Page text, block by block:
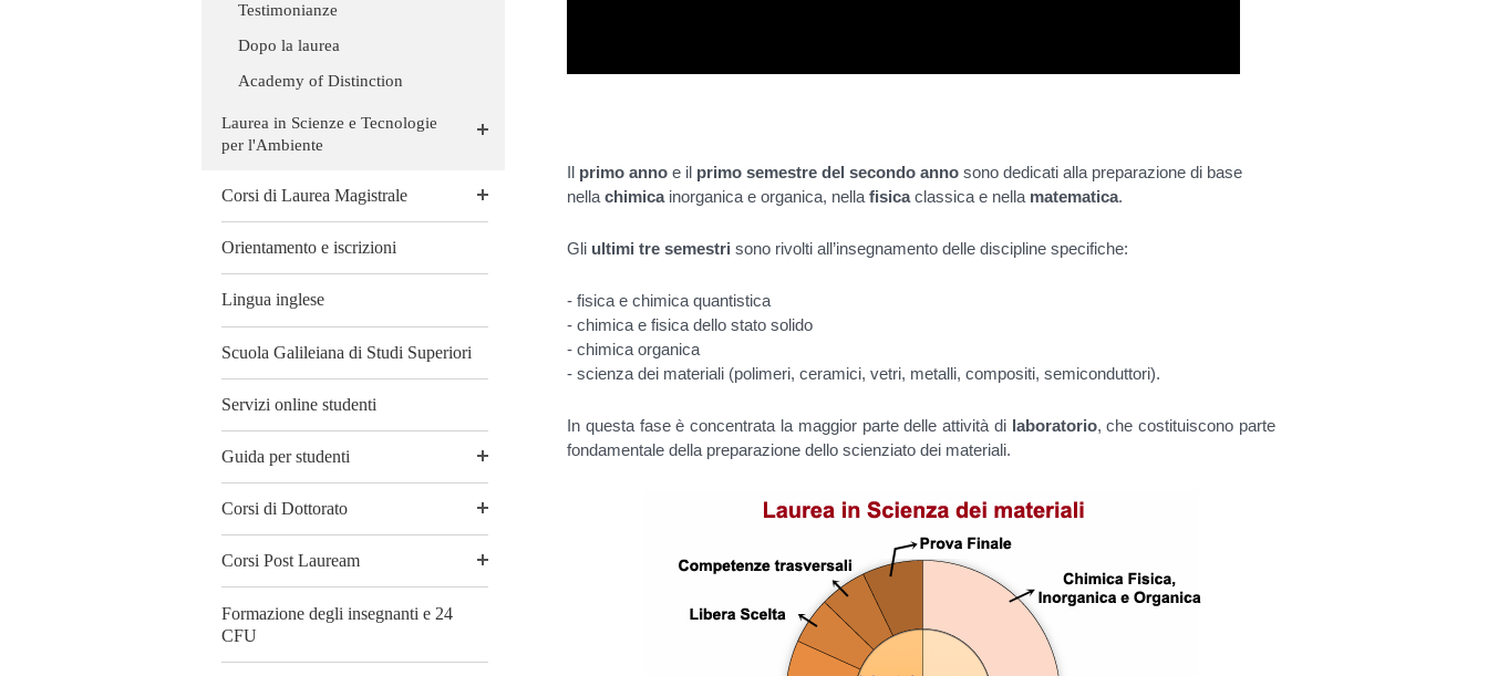
Testimonianze
Dopo la laurea
Academy of Distinction
Laurea in Scienze e Tecnologie
per l'Ambiente
Corsi di Laurea Magistrale
Orientamento e iscrizioni
Lingua inglese
Scuola Galileiana di Studi Superiori
Servizi online studenti
Guida per studenti
Corsi di Dottorato
Corsi Post Lauream
Formazione degli insegnanti e 24
CFU
Il primo anno e il primo semestre del secondo anno sono dedicati alla preparazione di base
nella chimicainorganica e organica, nella fisicaclassica e nella matematica.
Gli ultimi tre semestri sono rivolti all’insegnamento delle discipline specifiche:
- fisica e chimica quantistica
- chimica e fisica dello stato solido
- chimica organica
- scienza dei materiali (polimeri, ceramici, vetri, metalli, compositi, semiconduttori).
In questa fase è concentrata la maggior parte delle attività di laboratorio, che costituiscono parte
fondamentale della preparazione dello scienziato dei materiali.